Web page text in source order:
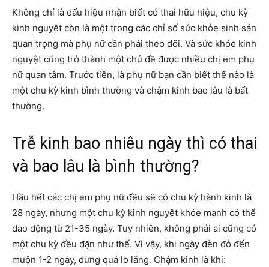
Không chỉ là dấu hiệu nhận biết có thai hữu hiệu, chu kỳ
kinh nguyệt còn là một trong các chỉ số sức khỏe sinh sản
quan trọng mà phụ nữ cần phải theo dõi. Và sức khỏe kinh
nguyệt cũng trở thành một chủ đề được nhiều chị em phụ
nữ quan tâm. Trước tiên, là phụ nữ bạn cần biết thế nào là
một chu kỳ kinh bình thường và chậm kinh bao lâu là bất
thường.
Trễ kinh bao nhiêu ngày thì có thai
và bao lâu là bình thường?
Hầu hết các chị em phụ nữ đều sẽ có chu kỳ hành kinh là
28 ngày, nhưng một chu kỳ kinh nguyệt khỏe mạnh có thể
dao động từ 21-35 ngày. Tuy nhiên, không phải ai cũng có
một chu kỳ đều đặn như thế. Vì vậy, khi ngày đèn đỏ đến
muộn 1-2 ngày, đừng quá lo lắng. Chậm kinh là khi: